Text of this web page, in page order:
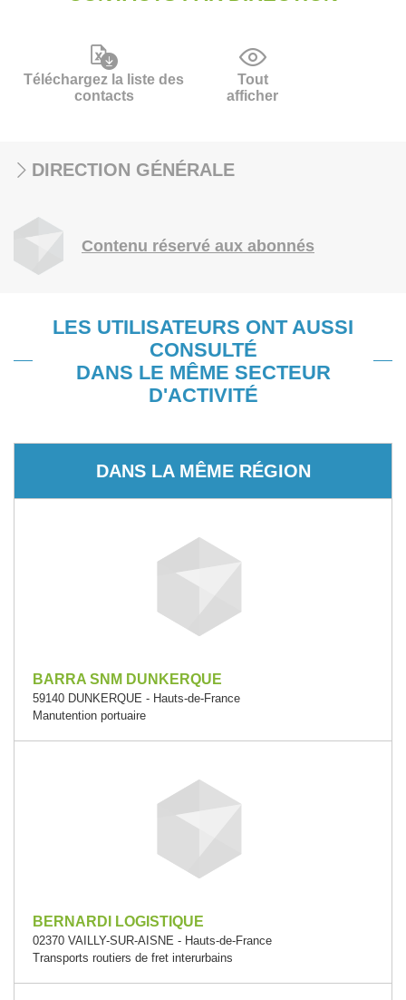
Téléchargez la liste des
contacts
Tout
afficher
DIRECTION GÉNÉRALE
Contenu réservé aux abonnés
LES UTILISATEURS ONT AUSSI
CONSULTÉ
DANS LE MÊME SECTEUR
D'ACTIVITÉ
DANS LA MÊME RÉGION
BARRA SNM DUNKERQUE
59140 DUNKERQUE - Hauts-de-France
Manutention portuaire
BERNARDI LOGISTIQUE
02370 VAILLY-SUR-AISNE - Hauts-de-France
Transports routiers de fret interurbains